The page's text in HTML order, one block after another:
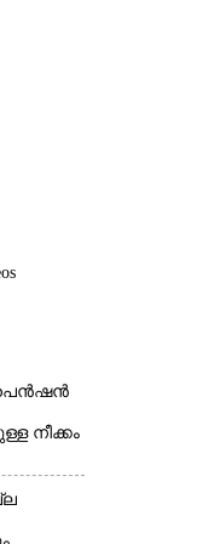
പെൻഷൻ
നീക്കം